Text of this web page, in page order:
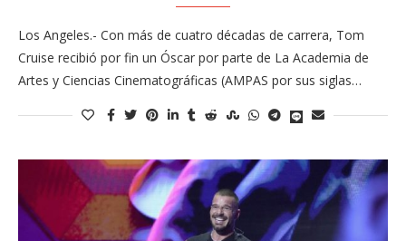
Los Angeles.- Con más de cuatro décadas de carrera, Tom
Cruise recibió por fin un Óscar por parte de La Academia de
Artes y Ciencias Cinematográficas (AMPAS por sus siglas…